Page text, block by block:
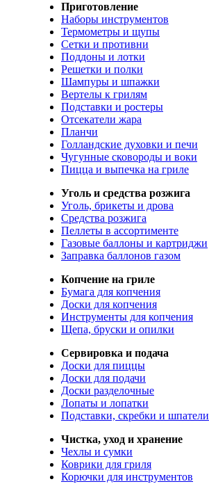
Приготовление
Наборы инструментов
Термометры и щупы
Сетки и противни
Поддоны и лотки
Решетки и полки
Шампуры и шпажки
Вертелы к грилям
Подставки и ростеры
Отсекатели жара
Планчи
Голландские духовки и печи
Чугунные сковороды и воки
Пицца и выпечка на гриле
Уголь и средства розжига
Уголь, брикеты и дрова
Средства розжига
Пеллеты в ассортименте
Газовые баллоны и картриджи
Заправка баллонов газом
Копчение на гриле
Бумага для копчения
Доски для копчения
Инструменты для копчения
Щепа, бруски и опилки
Сервировка и подача
Доски для пиццы
Доски для подачи
Доски разделочные
Лопаты и лопатки
Подставки, скребки и шпатели
Чистка, уход и хранение
Чехлы и сумки
Коврики для гриля
Корючки для инструментов